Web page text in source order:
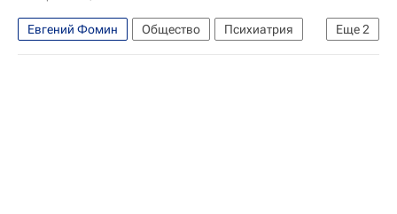
Еще2
Евгений Фомин Общество
Психиатрия
Здоровье
Россия